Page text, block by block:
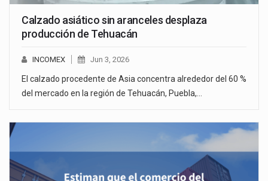
Calzado asiático sin aranceles desplaza
producción de Tehuacán
INCOMEX Jun 3, 2026
El calzado procedente de Asia concentra alrededor del 60 %
del mercado en la región de Tehuacán, Puebla,…